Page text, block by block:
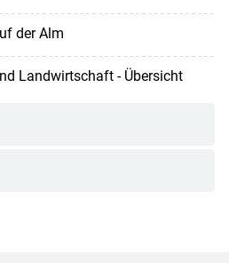
der Alm
Landwirtschaft - Übersicht